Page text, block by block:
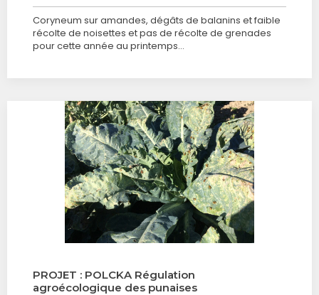
Coryneum sur amandes, dégâts de balanins et faible
récolte de noisettes et pas de récolte de grenades
pour cette année au printemps…
PROJET : POLCKA Régulation
agroécologique des punaises